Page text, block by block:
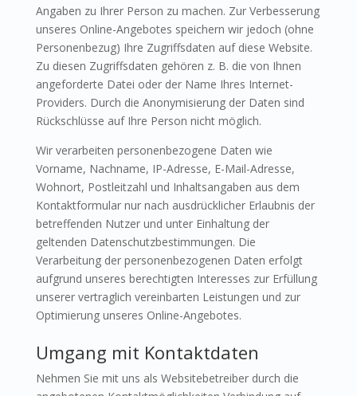
Angaben zu Ihrer Person zu machen. Zur Verbesserung
unseres Online-Angebotes speichern wir jedoch (ohne
Personenbezug) Ihre Zugriffsdaten auf diese Website.
Zu diesen Zugriffsdaten gehören z. B. die von Ihnen
angeforderte Datei oder der Name Ihres Internet-
Providers. Durch die Anonymisierung der Daten sind
Rückschlüsse auf Ihre Person nicht möglich.
Wir verarbeiten personenbezogene Daten wie
Vorname, Nachname, IP-Adresse, E-Mail-Adresse,
Wohnort, Postleitzahl und Inhaltsangaben aus dem
Kontaktformular nur nach ausdrücklicher Erlaubnis der
betreffenden Nutzer und unter Einhaltung der
geltenden Datenschutzbestimmungen. Die
Verarbeitung der personenbezogenen Daten erfolgt
aufgrund unseres berechtigten Interesses zur Erfüllung
unserer vertraglich vereinbarten Leistungen und zur
Optimierung unseres Online-Angebotes.
Umgang mit Kontaktdaten
Nehmen Sie mit uns als Websitebetreiber durch die